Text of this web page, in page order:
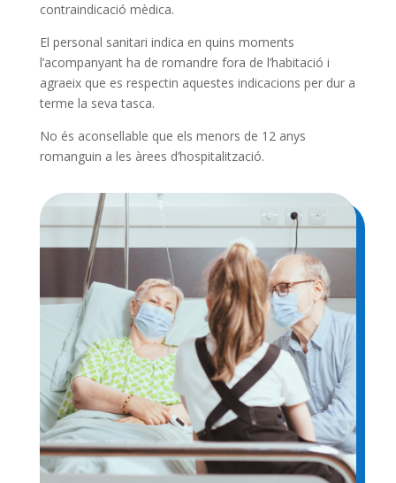
contraindicació mèdica.
El personal sanitari indica en quins moments
l’acompanyant ha de romandre fora de l’habitació i
agraeix que es respectin aquestes indicacions per dur a
terme la seva tasca.
No és aconsellable que els menors de 12 anys
romanguin a les àrees d’hospitalització.